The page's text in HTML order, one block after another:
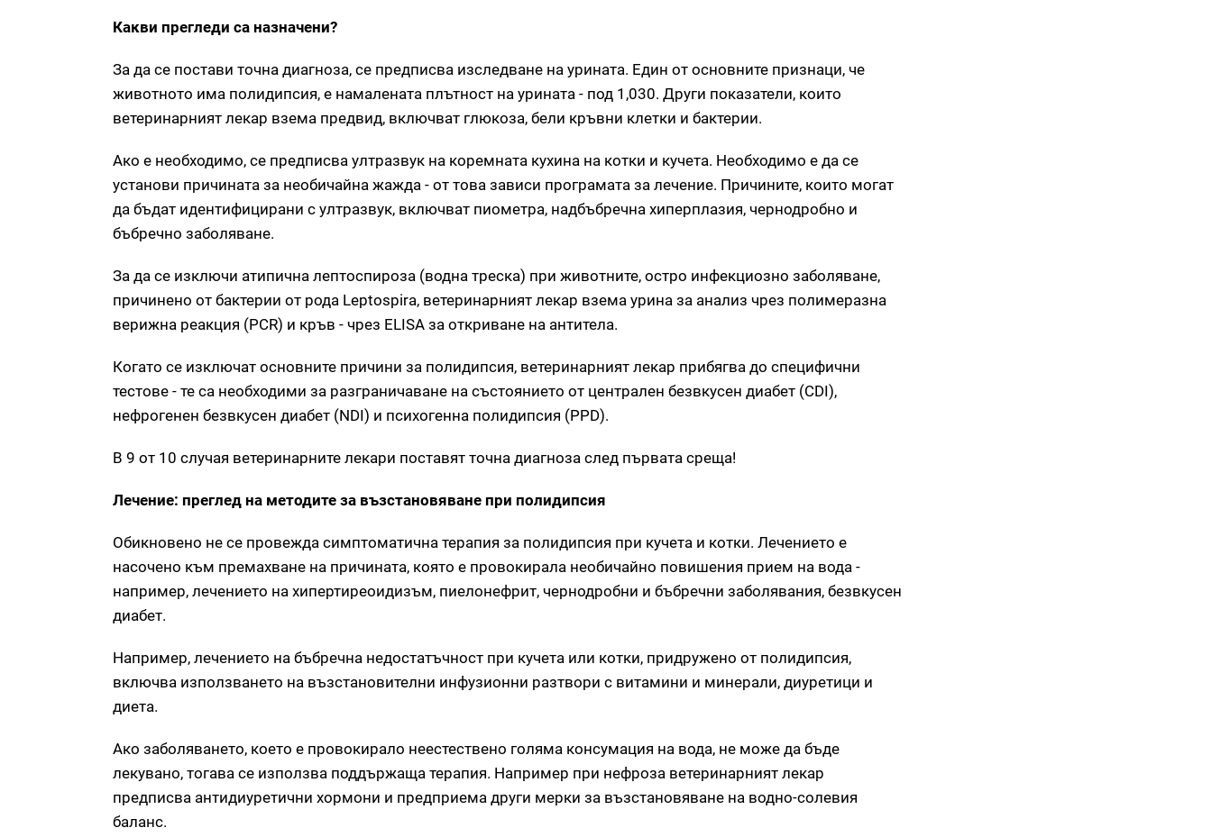
Какви прегледи са назначени?
За да се постави точна диагноза, се предписва изследване на урината. Един от основните признаци, че
животното има полидипсия, е намалената плътност на урината - под 1,030. Други показатели, които
ветеринарният лекар взема предвид, включват глюкоза, бели кръвни клетки и бактерии.
Ако е необходимо, се предписва ултразвук на коремната кухина на котки и кучета. Необходимо е да се
установи причината за необичайна жажда - от това зависи програмата за лечение. Причините, които могат
да бъдат идентифицирани с ултразвук, включват пиометра, надбъбречна хиперплазия, чернодробно и
бъбречно заболяване.
За да се изключи атипична лептоспироза (водна треска) при животните, остро инфекциозно заболяване,
причинено от бактерии от рода Leptospira, ветеринарният лекар взема урина за анализ чрез полимеразна
верижна реакция (PCR) и кръв - чрез ELISA за откриване на антитела.
Когато се изключат основните причини за полидипсия, ветеринарният лекар прибягва до специфични
тестове - те са необходими за разграничаване на състоянието от централен безвкусен диабет (CDI),
нефрогенен безвкусен диабет (NDI) и психогенна полидипсия (PPD).
В 9 от 10 случая ветеринарните лекари поставят точна диагноза след първата среща!
Лечение: преглед на методите за възстановяване при полидипсия
Обикновено не се провежда симптоматична терапия за полидипсия при кучета и котки. Лечението е
насочено към премахване на причината, която е провокирала необичайно повишения прием на вода -
например, лечението на хипертиреоидизъм, пиелонефрит, чернодробни и бъбречни заболявания, безвкусен
диабет.
Например, лечението на бъбречна недостатъчност при кучета или котки, придружено от полидипсия,
включва използването на възстановителни инфузионни разтвори с витамини и минерали, диуретици и
диета.
Ако заболяването, което е провокирало неестествено голяма консумация на вода, не може да бъде
лекувано, тогава се използва поддържаща терапия. Например при нефроза ветеринарният лекар
предписва антидиуретични хормони и предприема други мерки за възстановяване на водно-солевия
баланс.